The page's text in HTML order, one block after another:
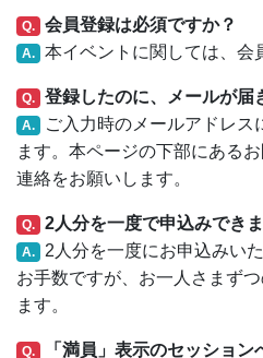
Q. 会員登録は必須ですか？
A. 本イベントに関しては、会
Q. 登録したのに、メールが届
A. ご入力時のメールアドレス
ます。本ページの下部にある
連絡をお願いします。
Q. 2人分を一度で申込みでき
A. 2人分を一度にお申込みい
お手数ですが、お一人さまず
ます。
Q. 「満員」表示のセッション